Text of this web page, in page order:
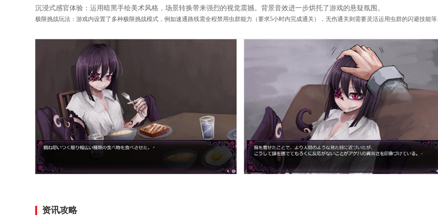
沉浸式感官体验：运用暗黑手绘美术风格，场景转换带来强烈的视觉震撼。背景音效进一步烘托了游戏的悬疑氛围。
极限挑战玩法：游戏内设置了多种极限挑战模式，例如速通路线需全程禁用虫群能力（要求5小时内完成通关），无伤通关则需要灵活运用虫群的闪避技能
资讯攻略